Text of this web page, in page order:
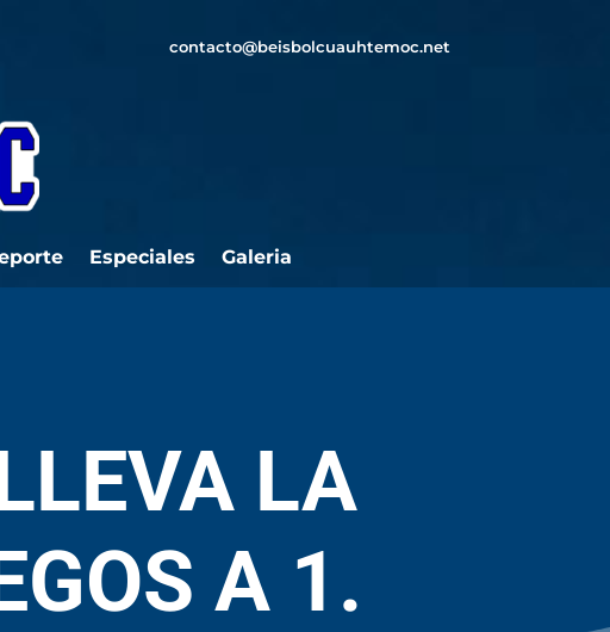
contacto@beisbolcuauhtemoc.net
Especiales Galeria
LA
A 1.